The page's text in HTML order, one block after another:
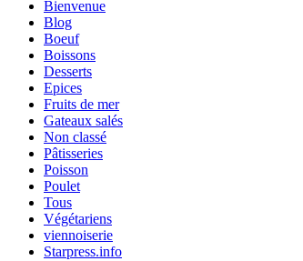
Bienvenue
Blog
Boeuf
Boissons
Desserts
Epices
Fruits de mer
Gateaux salés
Non classé
Pâtisseries
Poisson
Poulet
Tous
Végétariens
viennoiserie
Starpress.info